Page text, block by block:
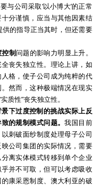
与公司采取‘以小博大’的正常
分谨慎，应当与其他因素结
的指导正当其时，但还需要
控制问题的影响力明显上升。
丧失独立性。理论上讲，如
格，使子公司成为纯粹的代
然而，这种极端情况在现实
质性”丧失独立性。
下过度控制的挑战实际上反
的规制模式问题。我国目前
刺破面纱制度处理母子公司
公司集团的实际情况，需要
离实体模式转移到单个企业
并不可取，但可以考虑吸收
康采恩制度、澳大利亚的破